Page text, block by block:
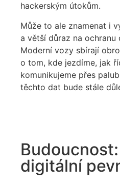
hackerským útokům.
Může to ale znamenat i
a větší důraz na ochranu
Moderní vozy sbírají
o tom, kde jezdíme, jak
komunikujeme přes
těchto dat bude stále
digitální